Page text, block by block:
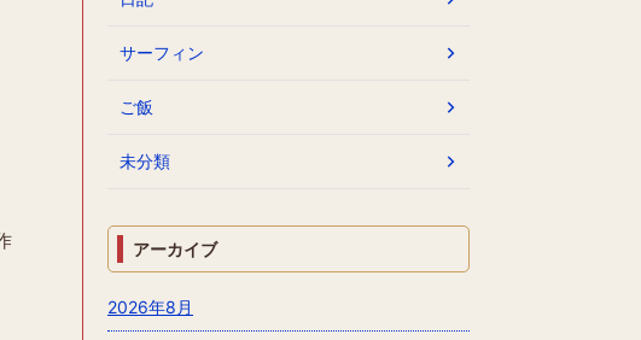
サーフィン
ご飯
未分類
アーカイブ
2026年8月